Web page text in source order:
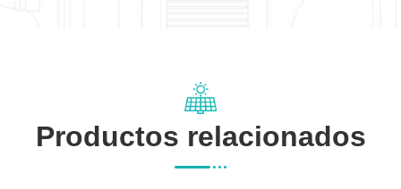
Productos relacionados